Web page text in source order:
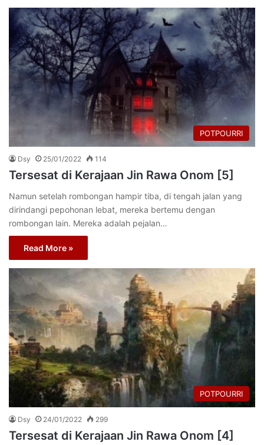
POTPOURRI
Dsy 25/01/2022 114
Tersesat di Kerajaan Jin Rawa Onom [5]
Namun setelah rombongan hampir tiba, di tengah jalan yang
dirindangi pepohonan lebat, mereka bertemu dengan
rombongan lain. Mereka adalah pejalan…
Read More »
POTPOURRI
Dsy 24/01/2022 299
Tersesat di Kerajaan Jin Rawa Onom [4]